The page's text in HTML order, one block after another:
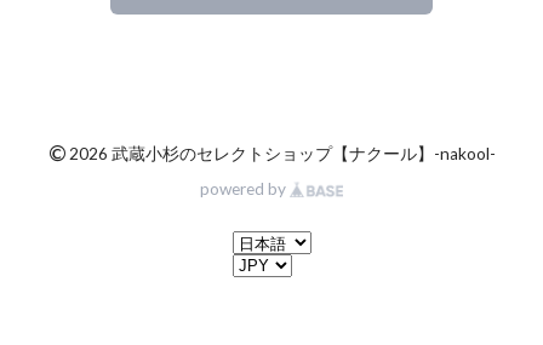
© 2026 武蔵小杉のセレクトショップ【ナクール】-nakool-
powered by